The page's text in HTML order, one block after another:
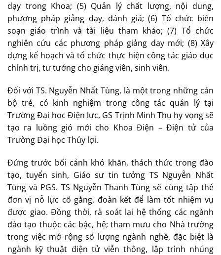
dạy trong Khoa; (5) Quản lý chất lượng, nội dung,
phương pháp giảng dạy, đánh giá; (6) Tổ chức biên
soạn giáo trình và tài liệu tham khảo; (7) Tổ chức
nghiên cứu các phương pháp giảng dạy mới; (8) Xây
dựng kế hoạch và tổ chức thực hiện công tác giáo dục
chính trị, tư tưởng cho giảng viên, sinh viên.
Đối với TS. Nguyễn Nhất Tùng, là một trong những cán
bộ trẻ, có kinh nghiệm trong công tác quản lý tại
Trường Đại học Điện lực, GS Trịnh Minh Thụ hy vọng sẽ
tạo ra luồng gió mới cho Khoa Điện – Điện tử của
Trường Đại học Thủy lợi.
Đứng trước bối cảnh khó khăn, thách thức trong đào
tạo, tuyển sinh, Giáo sư tin tưởng TS Nguyễn Nhất
Tùng và PGS. TS Nguyễn Thanh Tùng sẽ cùng tập thể
đơn vị nỗ lực cố gắng, đoàn kết để làm tốt nhiệm vụ
được giao. Đồng thời, rà soát lại hệ thống các ngành
đào tạo thuộc các bậc, hệ; tham mưu cho Nhà trường
trong việc mở rộng số lượng ngành nghề, đặc biệt là
ngành kỹ thuật điện tử viễn thông, lập trình nhúng